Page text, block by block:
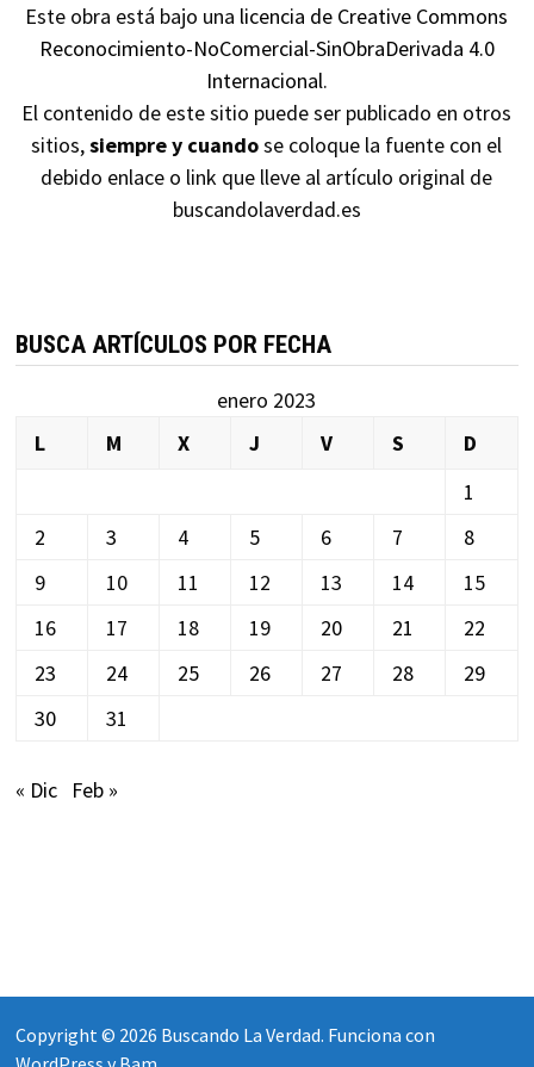
Este obra está bajo una licencia de Creative Commons
Reconocimiento-NoComercial-SinObraDerivada 4.0
Internacional.
El contenido de este sitio puede ser publicado en otros
sitios,siempre y cuandose coloque la fuente con el
debido enlace o link que lleve al artículo original de
buscandolaverdad.es
BUSCA ARTÍCULOS POR FECHA
enero 2023
L
M X J V S
D
1
2
3 4 5 6 7
8
9
10 11 12 13 14
15
16
17 18 19 20 21
22
23
24 25 26 27 28
29
30
31
« Dic Feb »
Copyright © 2026 Buscando La Verdad. Funciona con